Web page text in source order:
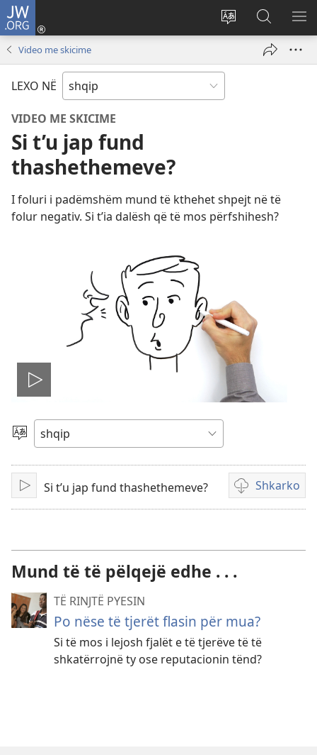
JW.ORG
Ndrysho
Hyr
me
dritare
Kërko
në
JW.ORG
Video me skicime
LEXO NË
VIDEO ME SKICIME
Si t’u jap fund
thashethemeve?
I foluri i padëmshëm mund të kthehet shpejt në të
folur negativ. Si t’ia dalësh që të mos përfshihesh?
Nis
videon
Zgjidh
gjuhën
LuajSi t’u jap fund thashethemeve? Shkarko
Mundësi
shkarkimi
Mund të të pëlqejë edhe . . .
TË RINJTË PYESIN
Po nëse të tjerët flasin për mua?
Si të mos i lejosh fjalët e të tjerëve të të
shkatërrojnë ty ose reputacionin tënd?